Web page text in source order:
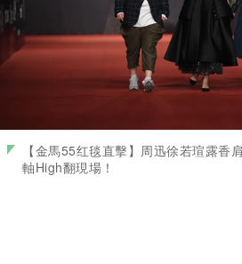
【金馬55红毯直擊】周迅徐若瑄露香
軸High翻現場！